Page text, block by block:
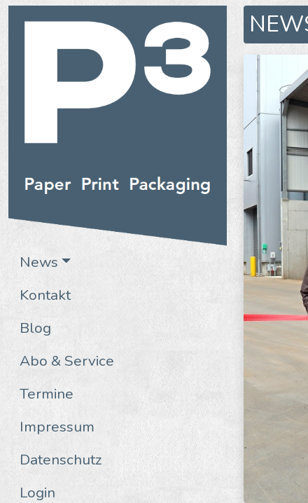
News
Kontakt
Blog
Abo & Service
Termine
Impressum
Datenschutz
Login